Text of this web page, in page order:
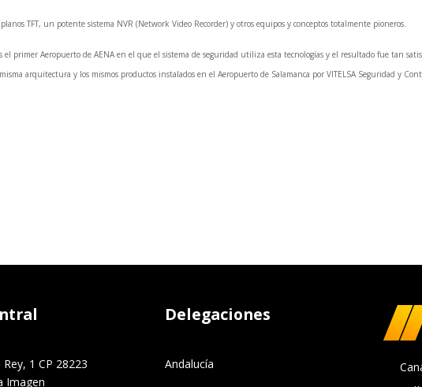
TFT, un potente sistema NVR (Network Video Recorder) y otros equipos y conceptos totalmente pioneros.
primer Aeropuerto de AENA en el que el sistema de seguridad utiliza esta tecnologías y el resultado fue tan
arquitectura y los mismos productos instalados en el Aeropuerto de Salamanca por VITELSA Seguridad y
1 CP 28223
Imagen
Delegaciones
Andalucía